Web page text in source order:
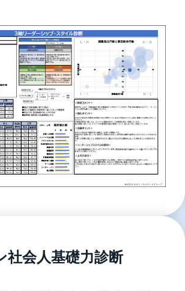
社会人基礎力診断